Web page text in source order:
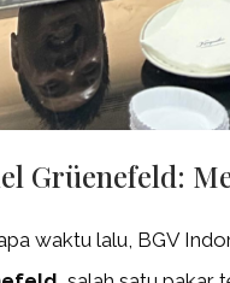
Grüenefeld:
waktu lalu, BGV